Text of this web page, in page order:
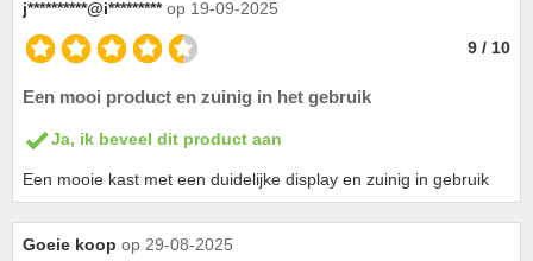
j**********@i********* op 19-09-2025
9 / 10
Een mooi product en zuinig in het gebruik
Ja, ik beveel dit product aan
Een mooie kast met een duidelijke display en zuinig in gebruik
Goeie koop op 29-08-2025